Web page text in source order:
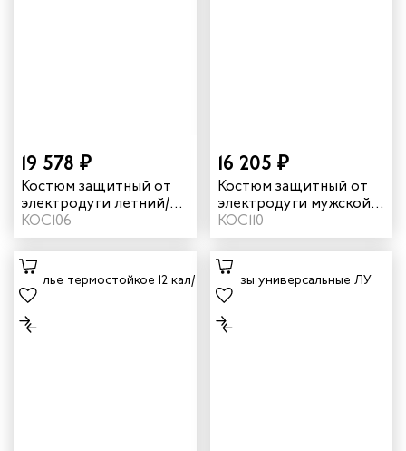
19 578 ₽
Костюм защитный от
электродуги летний/
демисезонный
усиленный "СП02-Л"
47,8 кал/см² цвет
синий/оранжевый
КОС106
16 205 ₽
Костюм защитный от
электродуги мужской
летний легкий "СП011-
Л" 20,1 кал/см² цвет
синий
КОС110